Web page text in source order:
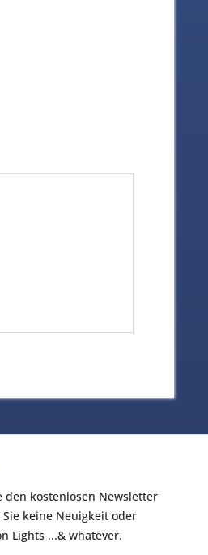
den kostenlosen Newsletter
keine Neuigkeit oder
Lights ...& whatever.